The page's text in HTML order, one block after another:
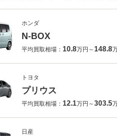
ホンダ
N-BOX
平均買取相場： 10.8万円～148.8
トヨタ
プリウス
平均買取相場： 12.1万円～303.5
日産